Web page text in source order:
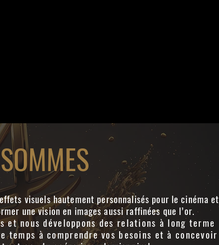
visuels hautement personnalisés pour le cinéma et
une vision en images aussi raffinées que l’or.
nous développons des relations à long terme
à comprendre vos besoins et à concevoir